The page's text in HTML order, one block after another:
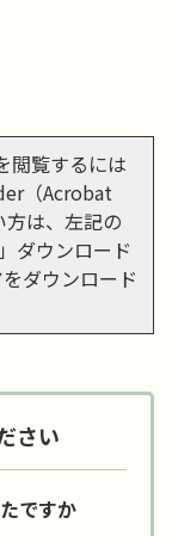
閲覧するには
（Acrobat
は、左記の
ダウンロード
ダウンロード
さい
ですか